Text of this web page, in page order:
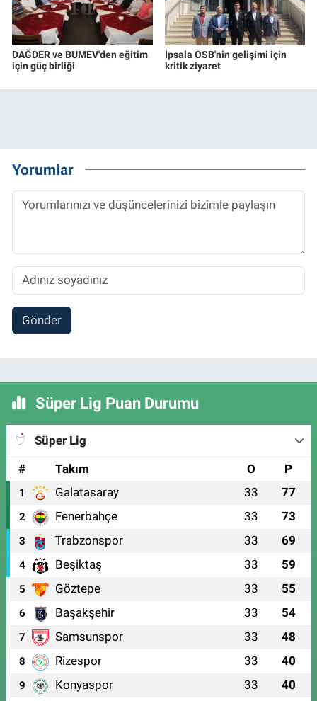
DAĞDER ve BUMEV'den eğitim
için güç birliği
İpsala OSB'nin gelişimi için
kritik ziyaret
Yorumlar
Gönder
Süper Lig Puan Durumu
Süper Lig
#
Takım O P
1 Galatasaray 33 77
2 Fenerbahçe 33 73
3 Trabzonspor 33 69
4 Beşiktaş 33 59
5 Göztepe 33 55
6 Başakşehir 33 54
7 Samsunspor 33 48
8 Rizespor 33 40
9 Konyaspor 33 40